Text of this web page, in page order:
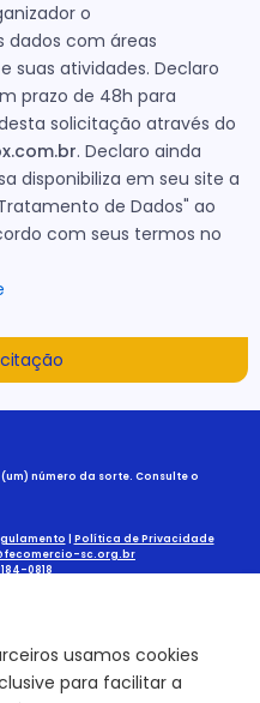
o
dados com áreas
suas atividades. Declaro
prazo de 48h para
solicitação através do
. Declaro ainda
disponibiliza em seu site a
de Dados" ao
com seus termos no
número da sorte. Consulte o
| Política de Privacidade
sc.org.br
0818
usamos cookies
para facilitar a